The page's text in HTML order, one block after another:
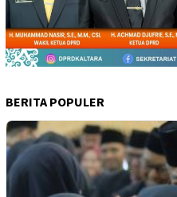
BERITA POPULER